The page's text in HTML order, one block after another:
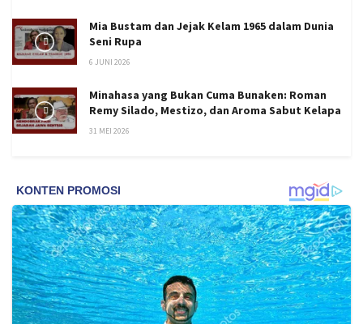
Mia Bustam dan Jejak Kelam 1965 dalam Dunia
Seni Rupa
6 JUNI 2026
Minahasa yang Bukan Cuma Bunaken: Roman
Remy Silado, Mestizo, dan Aroma Sabut Kelapa
31 MEI 2026